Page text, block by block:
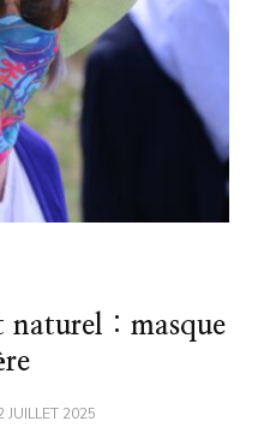
naturel : masque
JUILLET 2025